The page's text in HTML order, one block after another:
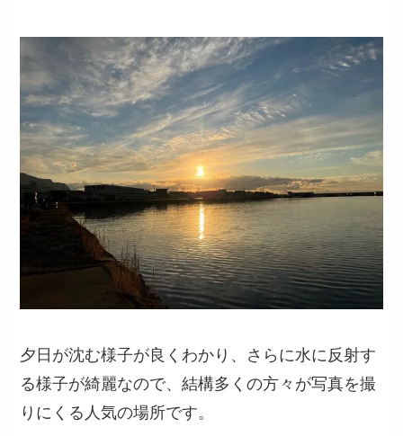
夕日が沈む様子が良くわかり、さらに水に反射す
る様子が綺麗なので、結構多くの方々が写真を撮
りにくる人気の場所です。